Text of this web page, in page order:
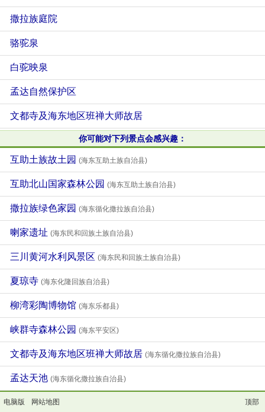
撒拉族庭院
骆驼泉
白驼映泉
孟达自然保护区
文都寺及海东地区班禅大师故居
你可能对下列景点会感兴趣：
互助土族故土园 (海东互助土族自治县)
互助北山国家森林公园 (海东互助土族自治县)
撒拉族绿色家园 (海东循化撒拉族自治县)
喇家遗址 (海东民和回族土族自治县)
三川黄河水利风景区 (海东民和回族土族自治县)
夏琼寺 (海东化隆回族自治县)
柳湾彩陶博物馆 (海东乐都县)
峡群寺森林公园 (海东平安区)
文都寺及海东地区班禅大师故居 (海东循化撒拉族自治县)
孟达天池 (海东循化撒拉族自治县)
电脑版 网站地图 顶部